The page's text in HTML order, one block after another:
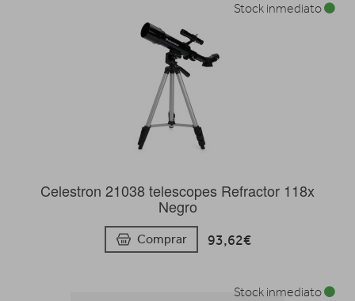
Celestron 21038 telescopes Refractor 118x
Negro
Comprar 93,62€
Stock inmediato
Stock inmediato